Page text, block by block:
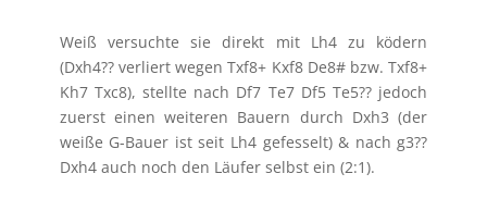
Weiß versuchte sie direkt mit Lh4 zu ködern
(Dxh4?? verliert wegen Txf8+ Kxf8 De8# bzw. Txf8+
Kh7 Txc8), stellte nach Df7 Te7 Df5 Te5?? jedoch
zuerst einen weiteren Bauern durch Dxh3 (der
weiße G-Bauer ist seit Lh4 gefesselt) & nach g3??
Dxh4 auch noch den Läufer selbst ein (2:1).